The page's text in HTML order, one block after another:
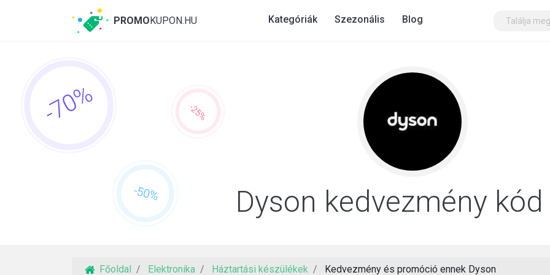
Dyson kedvezmény kód
Főoldal Elektronika Háztartási készülékek Kedvezmény és promóció ennek Dyson
PROMOKUPON.HU Kategóriák Szezonális Blog